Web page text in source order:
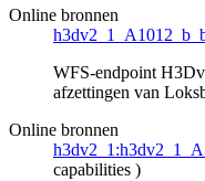
Online bronnen
WFS-endpoint
afzettingen van
Online bronnen
capabilities )